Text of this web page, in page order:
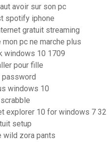
avoir sur son pc
spotify iphone
gratuit streaming
pc ne marche plus
windows 10 1709
pour fille
password
windows 10
explorer 10 for windows 7
setup
wild zora pants